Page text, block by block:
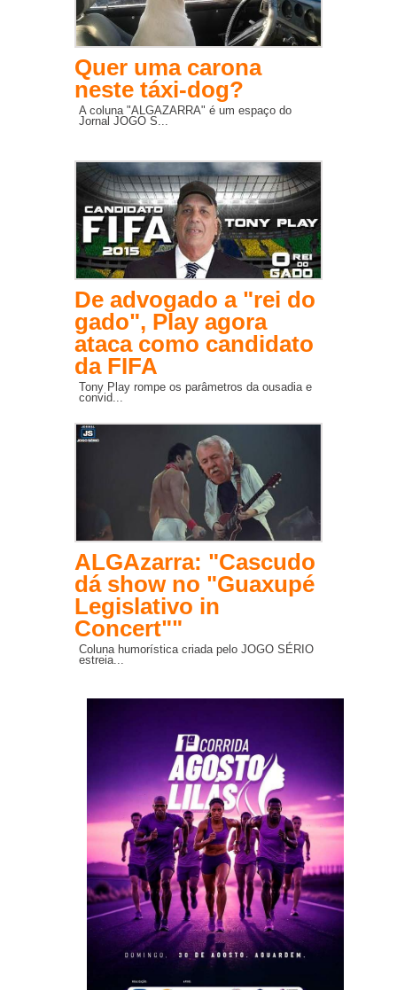
Quer uma carona
neste táxi-dog?
A coluna "ALGAZARRA" é um espaço do
Jornal JOGO S...
De advogado a "rei do
gado", Play agora
ataca como candidato
da FIFA
Tony Play rompe os parâmetros da ousadia e
convid...
ALGAzarra: "Cascudo
dá show no "Guaxupé
Legislativo in
Concert""
Coluna humorística criada pelo JOGO SÉRIO
estreia...